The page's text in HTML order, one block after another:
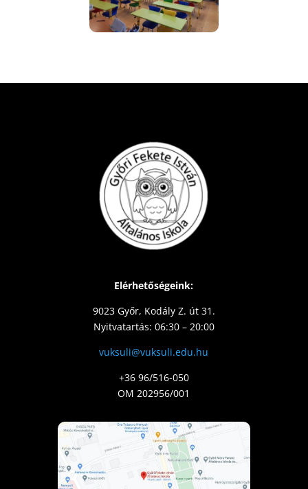
Elérhetőségeink:
9023 Győr, Kodály Z. út 31.
Nyitvatartás: 06:30 – 20:00
vuksuli@vuksuli.edu.hu
+36 96/516-050
OM 202956/001